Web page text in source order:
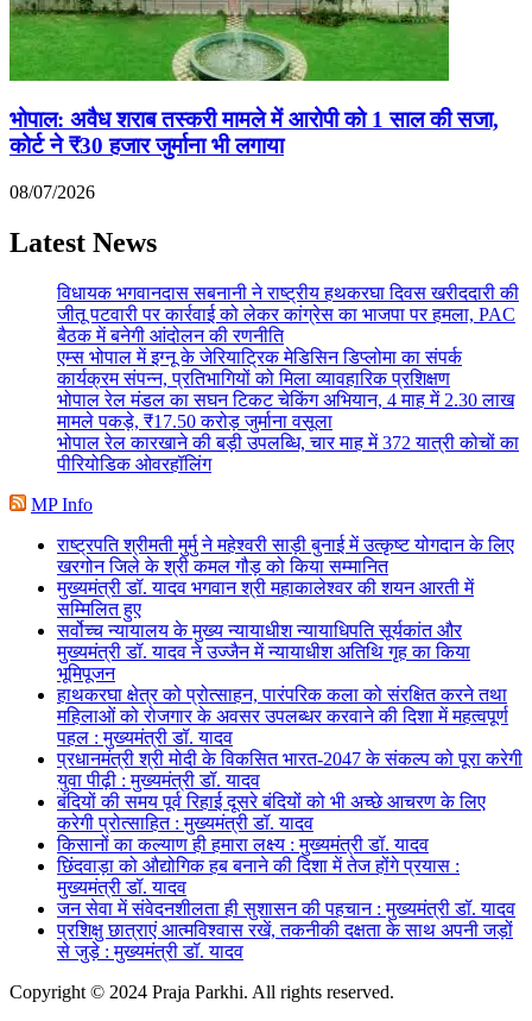
भोपाल: अवैध शराब तस्करी मामले में आरोपी को 1 साल की सजा,
कोर्ट ने ₹30 हजार जुर्माना भी लगाया
08/07/2026
Latest News
विधायक भगवानदास सबनानी ने राष्ट्रीय हथकरघा दिवस खरीददारी की
जीतू पटवारी पर कार्रवाई को लेकर कांग्रेस का भाजपा पर हमला, PAC
बैठक में बनेगी आंदोलन की रणनीति
एम्स भोपाल में इग्नू के जेरियाट्रिक मेडिसिन डिप्लोमा का संपर्क
कार्यक्रम संपन्न, प्रतिभागियों को मिला व्यावहारिक प्रशिक्षण
भोपाल रेल मंडल का सघन टिकट चेकिंग अभियान, 4 माह में 2.30 लाख
मामले पकड़े, ₹17.50 करोड़ जुर्माना वसूला
भोपाल रेल कारखाने की बड़ी उपलब्धि, चार माह में 372 यात्री कोचों का
पीरियोडिक ओवरहॉलिंग
MP Info
राष्ट्रपति श्रीमती मुर्मु ने महेश्वरी साड़ी बुनाई में उत्कृष्ट योगदान के लिए
खरगोन जिले के श्री कमल गौड़ को किया सम्मानित
मुख्यमंत्री डॉ. यादव भगवान श्री महाकालेश्‍वर की शयन आरती में
सम्मिलित हुए
सर्वोच्च न्यायालय के मुख्‍य न्‍यायाधीश न्यायाधिपति सूर्यकांत और
मुख्यमंत्री डॉ. यादव ने उज्जैन में न्यायाधीश अतिथि गृह का किया
भूमिपूजन
हाथकरघा क्षेत्र को प्रोत्साहन, पारंपरिक कला को संरक्षित करने तथा
महिलाओं को रोजगार के अवसर उपलब्धर करवाने की दिशा में महत्वपूर्ण
पहल : मुख्यमंत्री डॉ. यादव
प्रधानमंत्री श्री मोदी के विकसित भारत-2047 के संकल्प को पूरा करेगी
युवा पीढ़ी : मुख्यमंत्री डॉ. यादव
बंदियों की समय पूर्व रिहाई दूसरे बंदियों को भी अच्छे आचरण के लिए
करेगी प्रोत्साहित : मुख्यमंत्री डॉ. यादव
किसानों का कल्याण ही हमारा लक्ष्य : मुख्यमंत्री डॉ. यादव
छिंदवाड़ा को औद्योगिक हब बनाने की दिशा में तेज होंगे प्रयास :
मुख्यमंत्री डॉ. यादव
जन सेवा में संवेदनशीलता ही सुशासन की पहचान : मुख्यमंत्री डॉ. यादव
प्रशिक्षु छात्राएं आत्मविश्वास रखें, तकनीकी दक्षता के साथ अपनी जड़ों
से जुड़े : मुख्यमंत्री डॉ. यादव
Copyright © 2024 Praja Parkhi. All rights reserved.